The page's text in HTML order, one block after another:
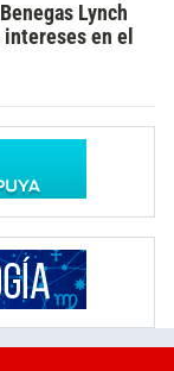
Lynch
en el